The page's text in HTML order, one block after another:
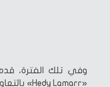
وفي تلك الفترة،